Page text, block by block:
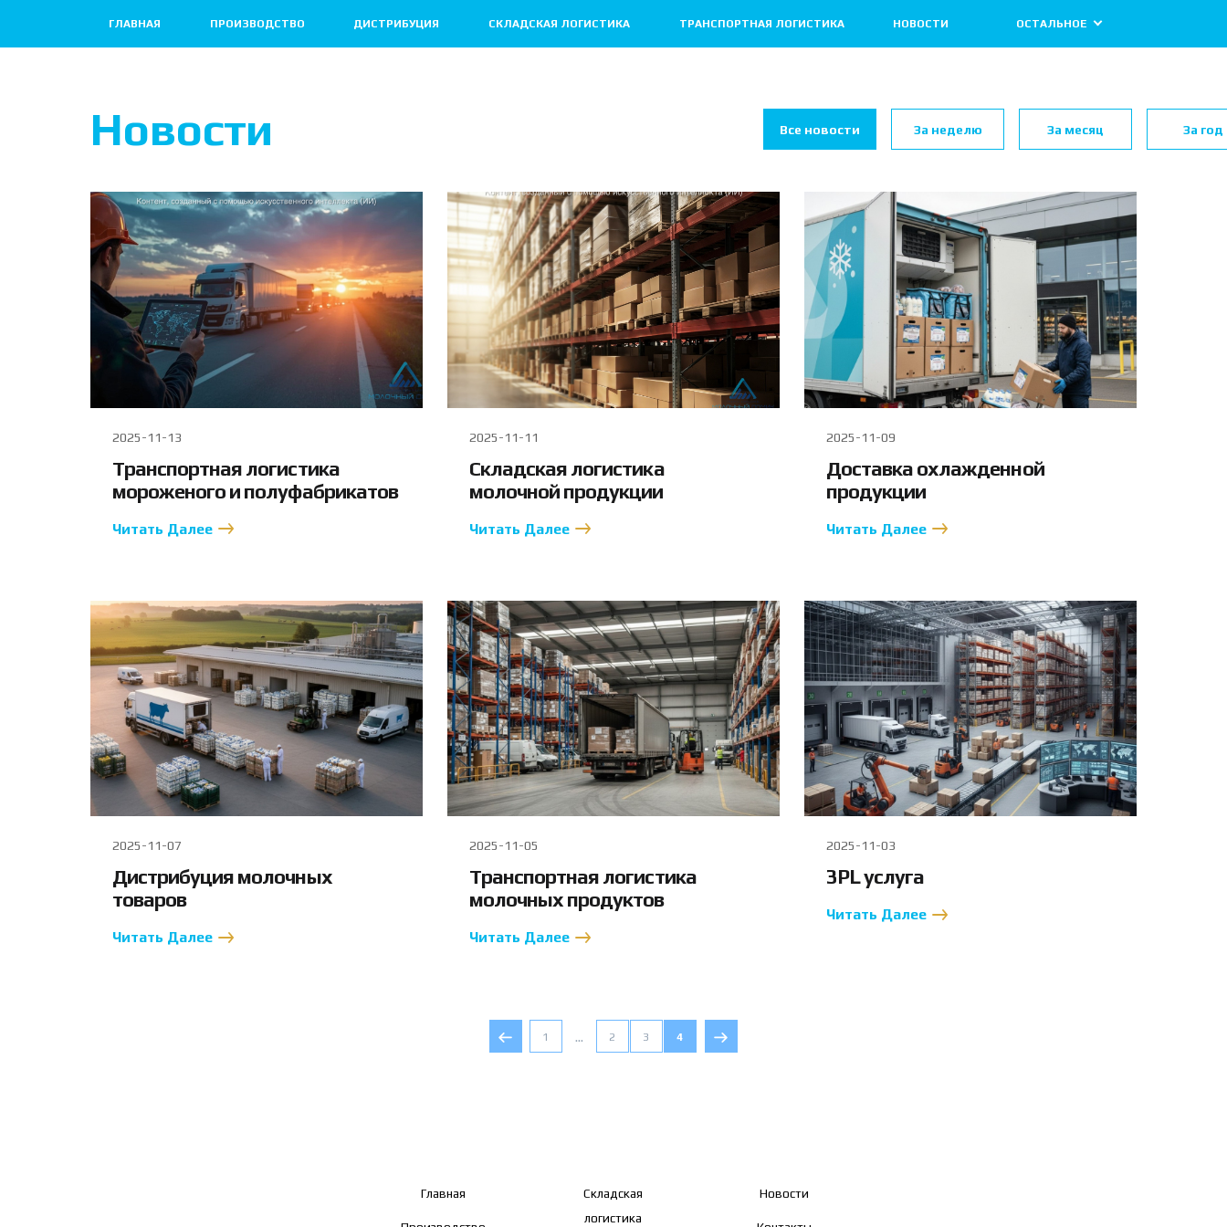
ГЛАВНАЯ ПРОИЗВОДСТВО ДИСТРИБУЦИЯ СКЛАДСКАЯ ЛОГИСТИКА ТРАНСПОРТНАЯ ЛОГИСТИКА НОВОСТИ ОСТАЛЬНОЕ
Новости Все новости За неделю За месяц За год
2025-11-13
Транспортная логистика
мороженого и полуфабрикатов
Читать Далее
2025-11-11
Складская логистика
молочной продукции
Читать Далее
2025-11-09
Доставка охлажденной
продукции
Читать Далее
2025-11-07
Дистрибуция молочных
товаров
Читать Далее
2025-11-05
Транспортная логистика
молочных продуктов
Читать Далее
2025-11-03
3PL услуга
Читать Далее
1 ... 2 3 4
Главная
Складская
логистика
Новости